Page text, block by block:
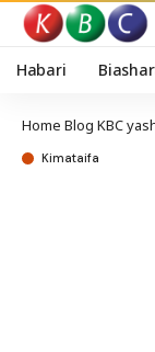
Habari
Home Blog KBC
Kimataifa